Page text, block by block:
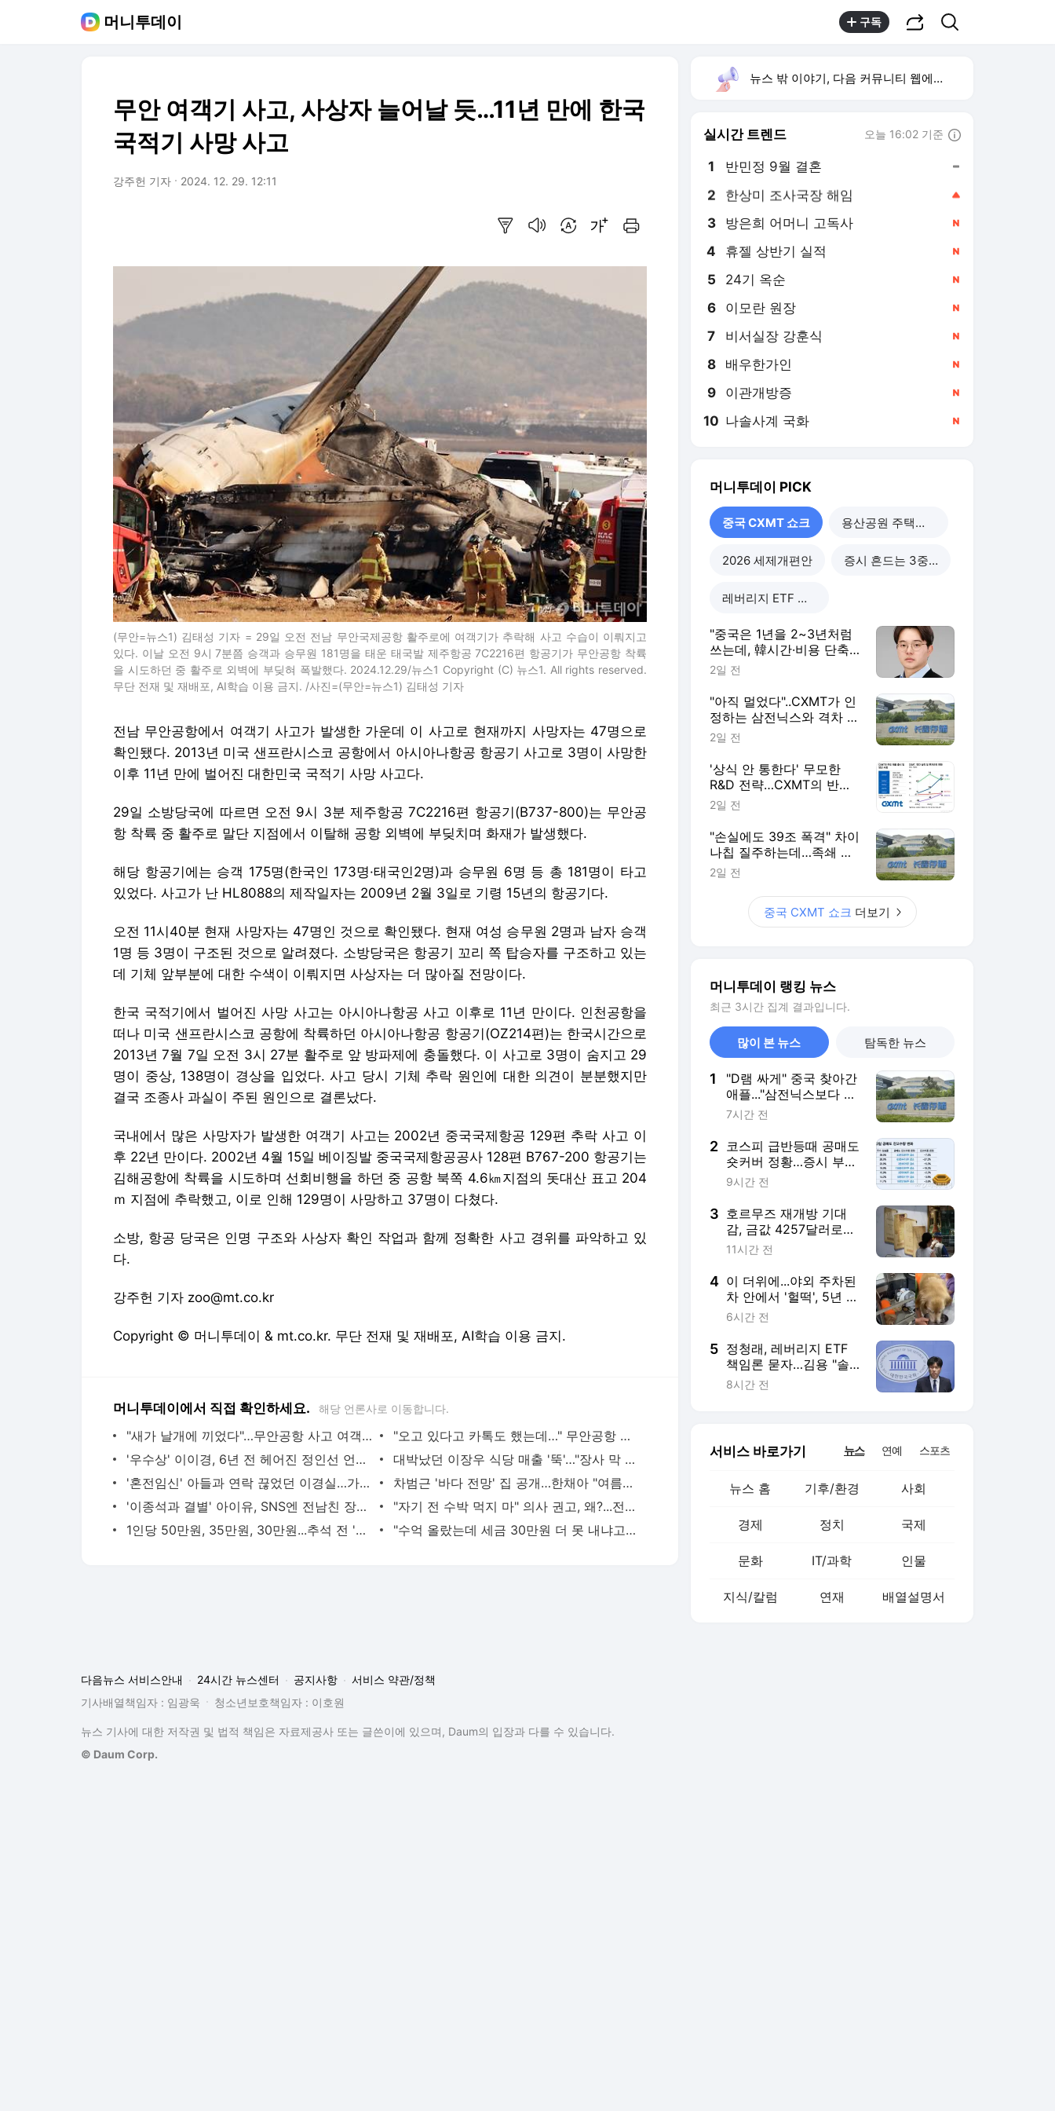
머니투데이 구독
무안 여객기 사고, 사상자 늘어날 듯…11년 만에 한국
국적기 사망 사고
강주헌 기자 2024. 12. 29. 12:11
(무안=뉴스1) 김태성 기자 = 29일 오전 전남 무안국제공항 활주로에 여객기가 추락해 사고 수습이 이뤄지고
있다. 이날 오전 9시 7분쯤 승객과 승무원 181명을 태운 태국발 제주항공 7C2216편 항공기가 무안공항 착륙
을 시도하던 중 활주로 외벽에 부딪혀 폭발했다. 2024.12.29/뉴스1 Copyright (C) 뉴스1. All rights reserved.
무단 전재 및 재배포, AI학습 이용 금지. /사진=(무안=뉴스1) 김태성 기자
전남 무안공항에서 여객기 사고가 발생한 가운데 이 사고로 현재까지 사망자는 47명으로
확인됐다. 2013년 미국 샌프란시스코 공항에서 아시아나항공 항공기 사고로 3명이 사망한
이후 11년 만에 벌어진 대한민국 국적기 사망 사고다.
29일 소방당국에 따르면 오전 9시 3분 제주항공 7C2216편 항공기(B737-800)는 무안공
항 착륙 중 활주로 말단 지점에서 이탈해 공항 외벽에 부딪치며 화재가 발생했다.
해당 항공기에는 승객 175명(한국인 173명·태국인2명)과 승무원 6명 등 총 181명이 타고
있었다. 사고가 난 HL8088의 제작일자는 2009년 2월 3일로 기령 15년의 항공기다.
오전 11시40분 현재 사망자는 47명인 것으로 확인됐다. 현재 여성 승무원 2명과 남자 승객
1명 등 3명이 구조된 것으로 알려졌다. 소방당국은 항공기 꼬리 쪽 탑승자를 구조하고 있는
데 기체 앞부분에 대한 수색이 이뤄지면 사상자는 더 많아질 전망이다.
한국 국적기에서 벌어진 사망 사고는 아시아나항공 사고 이후로 11년 만이다. 인천공항을
떠나 미국 샌프란시스코 공항에 착륙하던 아시아나항공 항공기(OZ214편)는 한국시간으로
2013년 7월 7일 오전 3시 27분 활주로 앞 방파제에 충돌했다. 이 사고로 3명이 숨지고 29
명이 중상, 138명이 경상을 입었다. 사고 당시 기체 추락 원인에 대한 의견이 분분했지만
결국 조종사 과실이 주된 원인으로 결론났다.
국내에서 많은 사망자가 발생한 여객기 사고는 2002년 중국국제항공 129편 추락 사고 이
후 22년 만이다. 2002년 4월 15일 베이징발 중국국제항공공사 128편 B767-200 항공기는
김해공항에 착륙을 시도하며 선회비행을 하던 중 공항 북쪽 4.6㎞지점의 돗대산 표고 204
ｍ 지점에 추락했고, 이로 인해 129명이 사망하고 37명이 다쳤다.
소방, 항공 당국은 인명 구조와 사상자 확인 작업과 함께 정확한 사고 경위를 파악하고 있
다.
강주헌 기자 zoo@mt.co.kr
Copyright © 머니투데이 & mt.co.kr. 무단 전재 및 재배포, AI학습 이용 금지.
머니투데이에서 직접 확인하세요. 해당 언론사로 이동합니다.
"새가 날개에 끼었다"…무안공항 사고 여객기 탑승자의 마지막 문자 - 머니투데이
"오고 있다고 카톡도 했는데…" 무안공항 유족들 부둥켜안고 오열 - 머니투데이
'우수상' 이이경, 6년 전 헤어진 정인선 언급…반응은? - 머니투데이
대박났던 이장우 식당 매출 '뚝'…"장사 막 하냐" 혹평 인정한 이유는 - 머니투데이
'혼전임신' 아들과 연락 끊었던 이경실…가족 모임서 갈등 폭발 - 머니투데이
차범근 '바다 전망' 집 공개…한채아 "여름휴가 시댁에서" - 머니투데이
'이종석과 결별' 아이유, SNS엔 전남친 장기하 곡…팬들 '깜짝' - 머니투데이
"자기 전 수박 먹지 마" 의사 권고, 왜?...전신 건강 해치는 초열대야 - 머니투데이
1인당 50만원, 35만원, 30만원...추석 전 '민생지원금' 받는 곳 - 머니투데이
"수억 올랐는데 세금 30만원 더 못 내냐고?"…집 한채 직장인 '분통' - 머니투데이
뉴스 밖 이야기, 다음 커뮤니티 웹에서 보기
실시간 트렌드 오늘 16:02 기준
1 반민정 9월 결혼
2 한상미 조사국장 해임
3 방은희 어머니 고독사
4 휴젤 상반기 실적
5 24기 옥순
6 이모란 원장
7 비서실장 강훈식
8 배우한가인
9 이관개방증
10 나솔사계 국화
머니투데이 PICK
중국 CXMT 쇼크 용산공원 주택공급
2026 세제개편안 증시 흔드는 3중 쏠림
레버리지 ETF 해법은
"중국은 1년을 2~3년처럼
쓰는데, 韓시간·비용 단축
할 정책 시급"
2일 전
"아직 멀었다"..CXMT가 인
정하는 삼전닉스와 격차 들
여다보니
2일 전
'상식 안 통한다' 무모한
R&D 전략…CXMT의 반도
체 축지법
2일 전
"손실에도 39조 폭격" 차이
나칩 질주하는데…족쇄 찬
'삼전닉스' 탄식
2일 전
중국 CXMT 쇼크 더보기
머니투데이 랭킹 뉴스
최근 3시간 집계 결과입니다.
많이 본 뉴스 탐독한 뉴스
1
"D램 싸게" 중국 찾아간
애플..."삼전닉스보다 더
줘" 요구에 계약 무산
7시간 전
2 코스피 급반등때 공매도
숏커버 정황…증시 부양
신호탄?
9시간 전
3 호르무즈 재개방 기대
감, 금값 4257달러로
'쑥'…7주 만에 최고치
11시간 전
4 이 더위에...야외 주차된
차 안에서 '헐떡', 5년 갇
혀 산 리트리버
6시간 전
5 정청래, 레버리지 ETF
책임론 묻자…김용 "솔
직히 반명 커밍아웃해
8시간 전
서비스 바로가기 뉴스 연예 스포츠
뉴스 홈 기후/환경 사회
경제 정치 국제
문화 IT/과학 인물
지식/칼럼 연재 배열설명서
다음뉴스 서비스안내 24시간 뉴스센터 공지사항
서비스 약관/정책
기사배열책임자 : 임광욱
청소년보호책임자 : 이호원
뉴스 기사에 대한 저작권 및 법적 책임은 자료제공사 또는 글쓴이에 있으며, Daum의 입장과 다를 수 있습니다.
© Daum Corp.